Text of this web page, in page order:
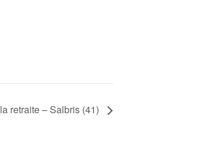
retraite – Salbris (41)